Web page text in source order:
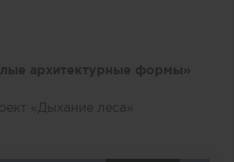
архитектурные формы»
«Дыхание леса»